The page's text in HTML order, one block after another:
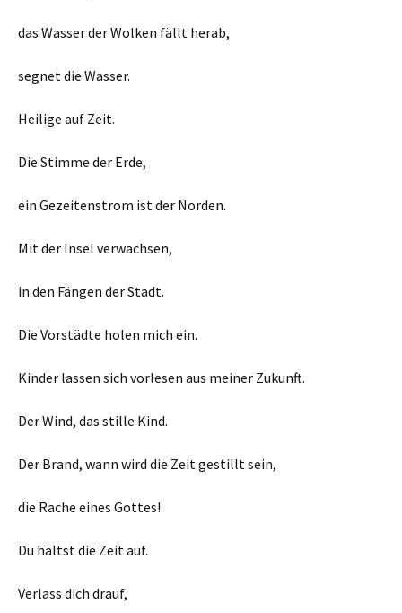
das Wasser der Wolken fällt herab,
segnet die Wasser.
Heilige auf Zeit.
Die Stimme der Erde,
ein Gezeitenstrom ist der Norden.
Mit der Insel verwachsen,
in den Fängen der Stadt.
Die Vorstädte holen mich ein.
Kinder lassen sich vorlesen aus meiner Zukunft.
Der Wind, das stille Kind.
Der Brand, wann wird die Zeit gestillt sein,
die Rache eines Gottes!
Du hältst die Zeit auf.
Verlass dich drauf,